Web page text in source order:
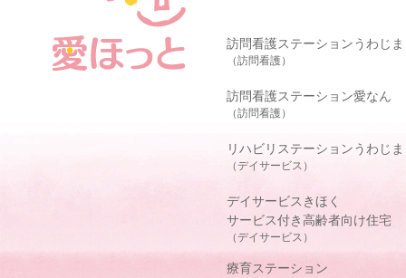
訪問看護ステーションうわじま
（訪問看護）
訪問看護ステーション愛なん
（訪問看護）
リハビリステーションうわじま
（デイサービス）
デイサービスきほく
サービス付き高齢者向け住宅
（デイサービス）
療育ステーション